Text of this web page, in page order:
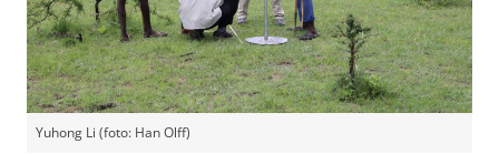
Yuhong Li (foto: Han Olff)